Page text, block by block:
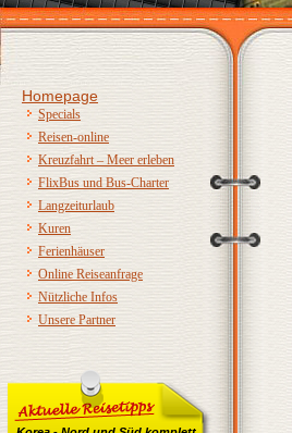
Homepage
Specials
Reisen-online
Kreuzfahrt – Meer erleben
FlixBus und Bus-Charter
Langzeiturlaub
Kuren
Ferienhäuser
Online Reiseanfrage
Nützliche Infos
Unsere Partner